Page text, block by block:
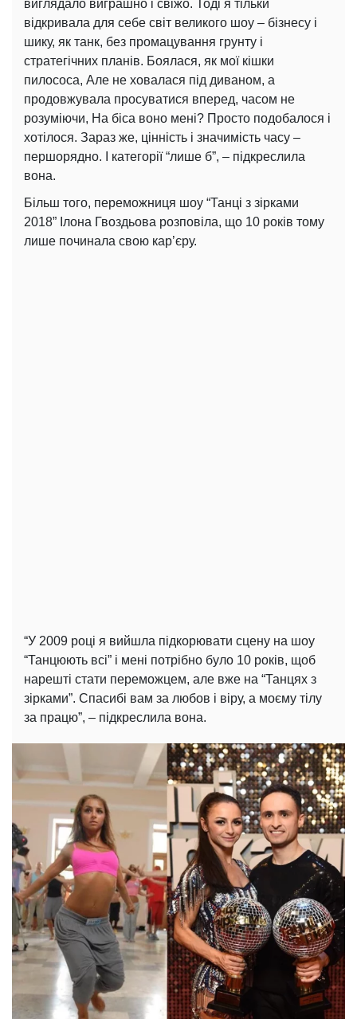
виглядало виграшно і свіжо. Тоді я тільки
відкривала для себе світ великого шоу – бізнесу і
шику, як танк, без промацування грунту і
стратегічних планів. Боялася, як мої кішки
пилососа, Але не ховалася під диваном, а
продовжувала просуватися вперед, часом не
розуміючи, На біса воно мені? Просто подобалося і
хотілося. Зараз же, цінність і значимість часу –
першорядно. І категорії “лише б”, – підкреслила
вона.
Більш того, переможниця шоу “Танці з зірками
2018” Ілона Гвоздьова розповіла, що 10 років тому
лише починала свою кар’єру.
“У 2009 році я вийшла підкорювати сцену на шоу
“Танцюють всі” і мені потрібно було 10 років, щоб
нарешті стати переможцем, але вже на “Танцях з
зірками”. Спасибі вам за любов і віру, а моєму тілу
за працю”, – підкреслила вона.